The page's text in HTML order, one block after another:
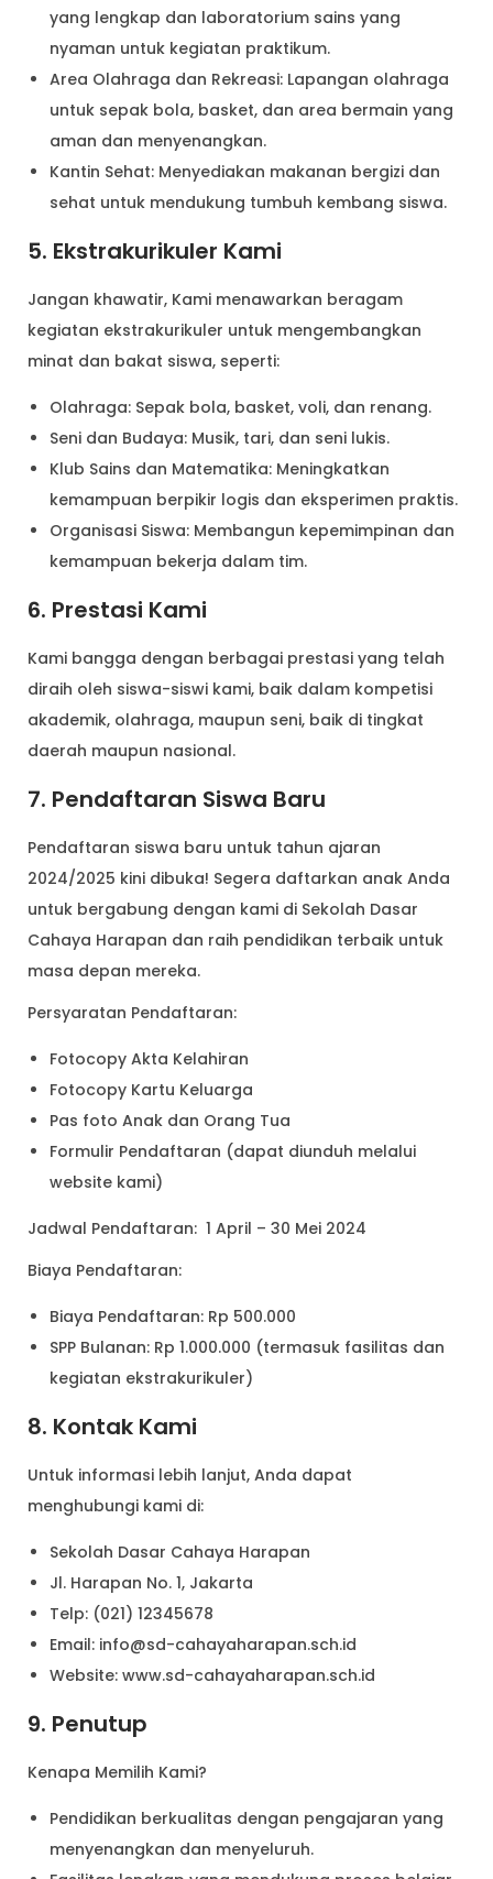
yang lengkap dan laboratorium sains yang
nyaman untuk kegiatan praktikum.
Area Olahraga dan Rekreasi: Lapangan olahraga
untuk sepak bola, basket, dan area bermain yang
aman dan menyenangkan.
Kantin Sehat: Menyediakan makanan bergizi dan
sehat untuk mendukung tumbuh kembang siswa.
5. Ekstrakurikuler Kami
Jangan khawatir, Kami menawarkan beragam
kegiatan ekstrakurikuler untuk mengembangkan
minat dan bakat siswa, seperti:
Olahraga: Sepak bola, basket, voli, dan renang.
Seni dan Budaya: Musik, tari, dan seni lukis.
Klub Sains dan Matematika: Meningkatkan
kemampuan berpikir logis dan eksperimen praktis.
Organisasi Siswa: Membangun kepemimpinan dan
kemampuan bekerja dalam tim.
6. Prestasi Kami
Kami bangga dengan berbagai prestasi yang telah
diraih oleh siswa-siswi kami, baik dalam kompetisi
akademik, olahraga, maupun seni, baik di tingkat
daerah maupun nasional.
7. Pendaftaran Siswa Baru
Pendaftaran siswa baru untuk tahun ajaran
2024/2025 kini dibuka! Segera daftarkan anak Anda
untuk bergabung dengan kami di Sekolah Dasar
Cahaya Harapan dan raih pendidikan terbaik untuk
masa depan mereka.
Persyaratan Pendaftaran:
Fotocopy Akta Kelahiran
Fotocopy Kartu Keluarga
Pas foto Anak dan Orang Tua
Formulir Pendaftaran (dapat diunduh melalui
website kami)
Jadwal Pendaftaran: 1 April – 30 Mei 2024
Biaya Pendaftaran:
Biaya Pendaftaran: Rp 500.000
SPP Bulanan: Rp 1.000.000 (termasuk fasilitas dan
kegiatan ekstrakurikuler)
8. Kontak Kami
Untuk informasi lebih lanjut, Anda dapat
menghubungi kami di:
Sekolah Dasar Cahaya Harapan
Jl. Harapan No. 1, Jakarta
Telp: (021) 12345678
Email: info@sd-cahayaharapan.sch.id
Website: www.sd-cahayaharapan.sch.id
9. Penutup
Kenapa Memilih Kami?
Pendidikan berkualitas dengan pengajaran yang
menyenangkan dan menyeluruh.